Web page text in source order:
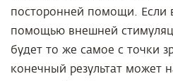
посторонней помощи. Если
помощью внешней
будет то же самое с точки
конечный результат может